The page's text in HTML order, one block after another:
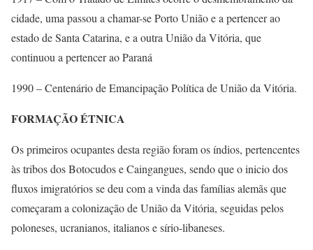
cidade, uma passou a chamar-se Porto União e a pertencer ao
estado de Santa Catarina, e a outra União da Vitória, que
continuou a pertencer ao Paraná
1990 – Centenário de Emancipação Política de União da Vitória.
FORMAÇÃO ÉTNICA
Os primeiros ocupantes desta região foram os índios, pertencentes
às tribos dos Botocudos e Caingangues, sendo que o inicio dos
fluxos imigratórios se deu com a vinda das famílias alemãs que
começaram a colonização de União da Vitória, seguidas pelos
poloneses, ucranianos, italianos e sírio-libaneses.